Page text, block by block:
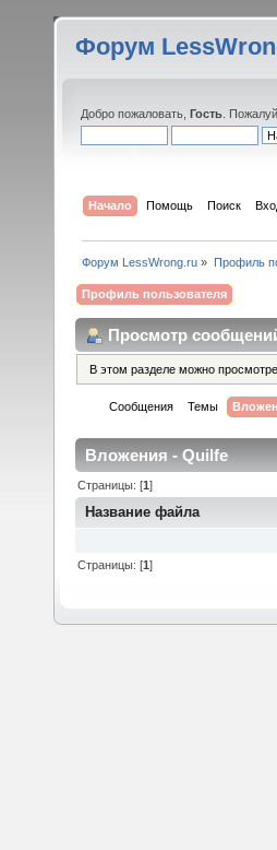
Форум
Добро пожаловать, Гость .
Начало Помощь Поиск
Форум LessWrong.ru » Профиль
Профиль пользователя
Просмотр
В этом разделе можно
Сообщения Темы
Вложения - Quilfe
Страницы: [1]
Название файла
Страницы: [1]